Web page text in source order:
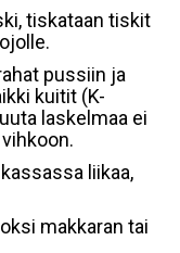
tiskataan tiskit
pussiin ja
kuitit (K-
laskelmaa ei
liikaa,
makkaran tai